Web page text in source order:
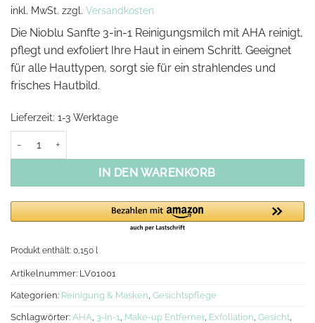
inkl. MwSt. zzgl. Versandkosten
Die Nioblu Sanfte 3-in-1 Reinigungsmilch mit AHA reinigt,
pflegt und exfoliert Ihre Haut in einem Schritt. Geeignet
für alle Hauttypen, sorgt sie für ein strahlendes und
frisches Hautbild.
Lieferzeit: 1-3 Werktage
IN DEN WARENKORB
Produkt enthält: 0,150
Artikelnummer: LV01001
Kategorien: Reinigung & Masken Gesichtspflege
Schlagwörter: AHA 3-in-1 Make-up Entferner, Exfoliation Gesicht